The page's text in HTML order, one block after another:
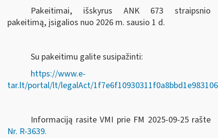
Pakeitimai, išskyrus ANK 673 straipsnio
pakeitimą, įsigalios nuo 2026 m. sausio 1 d.
Su pakeitimu galite susipažinti:
https://www.e-
tar.lt/portal/lt/legalAct/
Informaciją rasite VMI prie FM 2025-09-25 rašte
Nr. R-3639.